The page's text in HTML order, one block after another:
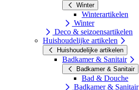
Winter
Winterartikelen
Winter
Deco & seizoensartikelen
Huishoudelijke artikelen
Huishoudelijke artikelen
Badkamer & Sanitair
Badkamer & Sanitair
Bad & Douche
Badkamer & Sanitair